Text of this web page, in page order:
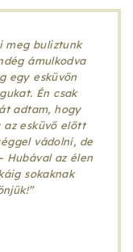
meg buliztunk
ámulkodva
egy esküvőn
Én csak
adtam, hogy
az esküvő előtt
vádolni, de
Hubával az élen
sokaknak